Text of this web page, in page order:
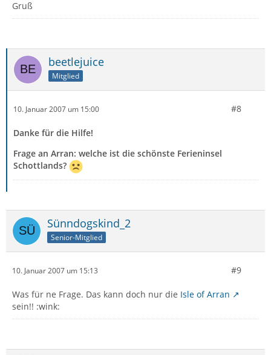
Gruß
beetlejuice
Mitglied
10. Januar 2007 um 15:00 #8
Danke für die Hilfe!
Frage an Arran: welche ist die schönste Ferieninsel
Schottlands?
Sünndogskind_2
Senior-Mitglied
10. Januar 2007 um 15:13 #9
Was für ne Frage. Das kann doch nur die Isle of Arran
sein!! :wink: